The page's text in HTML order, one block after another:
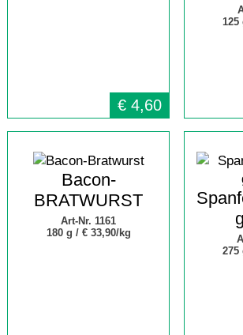
€ 4,60
Bacon-
BRATWURST
Art-Nr. 1161
180 g / € 33,90/kg